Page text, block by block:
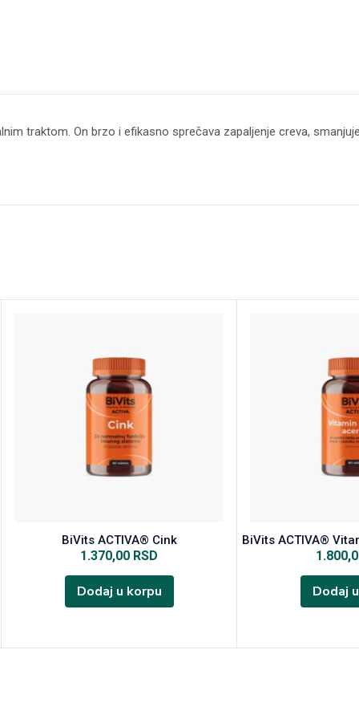
traktom. On brzo i efikasno sprečava zapaljenje creva,
BiVits ACTIVA® Cink
1.370,00 RSD
Dodaj u korpu
BiVits ACTIVA®
Dodaj